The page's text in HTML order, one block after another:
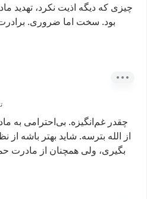
چیزی که دیگه اذیت نکرد، تهدید
بود. سخت اما ضروری.
چقدر غم‌انگیزه. بی‌احترامی به
از الله بترسه. شاید بهتر باشه از
بگیری، ولی همچنان از مادرت